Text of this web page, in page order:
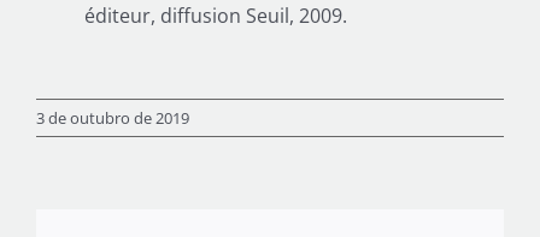
éditeur, diffusion Seuil, 2009.
3 de outubro de 2019